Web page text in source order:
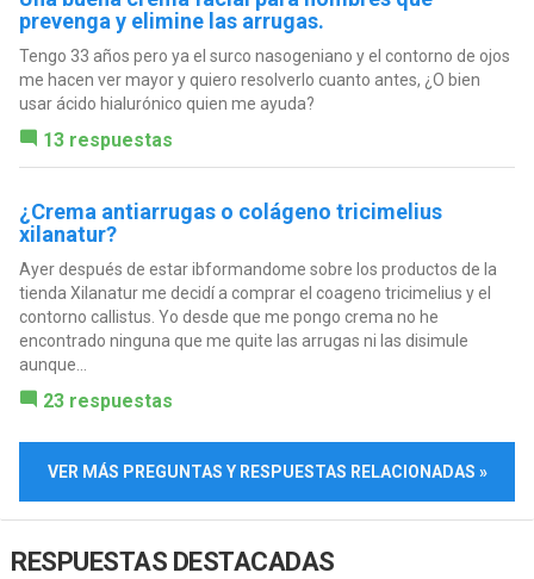
prevenga y elimine las arrugas.
Tengo 33 años pero ya el surco nasogeniano y el contorno de ojos
me hacen ver mayor y quiero resolverlo cuanto antes, ¿O bien
usar ácido hialurónico quien me ayuda?
13 respuestas
¿Crema antiarrugas o colágeno tricimelius
xilanatur?
Ayer después de estar ibformandome sobre los productos de la
tienda Xilanatur me decidí a comprar el coageno tricimelius y el
contorno callistus. Yo desde que me pongo crema no he
encontrado ninguna que me quite las arrugas ni las disimule
aunque...
23 respuestas
VER MÁS PREGUNTAS Y RESPUESTAS RELACIONADAS »
RESPUESTAS DESTACADAS